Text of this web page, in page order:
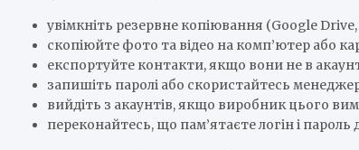
увімкніть резервне копіювання (Google
скопіюйте фото та відео на комп’ютер або
експортуйте контакти, якщо вони не в
запишіть паролі або скористайтесь
вийдіть з акаунтів, якщо виробник цього
переконайтесь, що пам’ятаєте логін і пароль